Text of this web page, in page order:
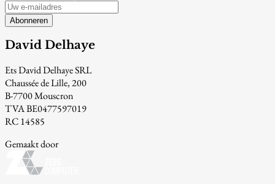
Abonneren
David Delhaye
Ets David Delhaye SRL
Chaussée de Lille, 200
B-7700 Mouscron
TVA BE0477597019
RC 14585
Gemaakt door